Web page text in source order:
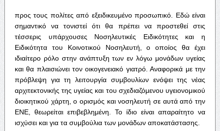
προς τους πολίτες από εξειδικευμένο προσωπικό. Εδώ είναι
σημαντικό να τονιστεί ότι θα πρέπει να προστεθεί στις
τέσσερις υπάρχουσες Νοσηλευτικές Ειδικότητες και η
Ειδικότητα του Κοινοτικού Νοσηλευτή, ο οποίος θα έχει
ιδιαίτερο ρόλο στην ανάπτυξη των εν λόγω μονάδων υγείας
και θα πλαισιώνει τον οικογενειακό γιατρό. Αναφορικά με την
πρόβλεψη για τη λειτουργία συμβουλίων ενόψει της νέας
αρχιτεκτονικής της υγείας και του σχεδιαζόμενου υγειονομικού
διοικητικού χάρτη, ο ορισμός και νοσηλευτή σε αυτά από την
ΕΝΕ, θεωρείται επιβεβλημένη. Το ίδιο είναι απαραίτητο να
ισχύσει και για τα συμβούλια των μονάδων αποκατάστασης.